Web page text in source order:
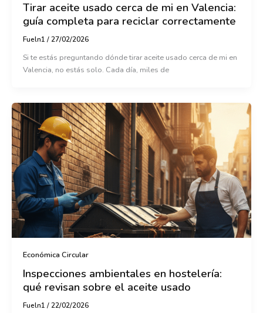
Tirar aceite usado cerca de mi en Valencia:
guía completa para reciclar correctamente
Fueln1 /27/02/2026
Si te estás preguntando dónde tirar aceite usado cerca de mi en
Valencia, no estás solo. Cada día, miles de
Económica Circular
Inspecciones ambientales en hostelería:
qué revisan sobre el aceite usado
Fueln1 /22/02/2026